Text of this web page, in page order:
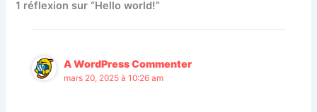
1 réflexion sur “Hello world!”
A WordPress Commenter
mars 20, 2025 à 10:26 am